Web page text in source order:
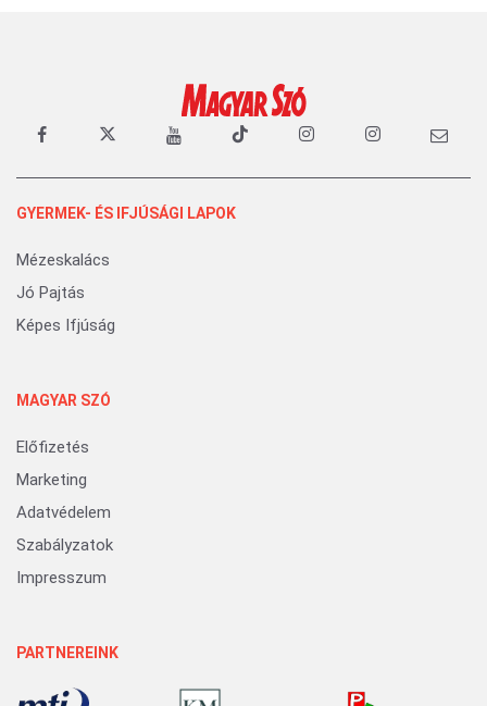
GYERMEK- ÉS IFJÚSÁGI LAPOK
Mézeskalács
Jó Pajtás
Képes Ifjúság
MAGYAR SZÓ
Előfizetés
Marketing
Adatvédelem
Szabályzatok
Impresszum
PARTNEREINK